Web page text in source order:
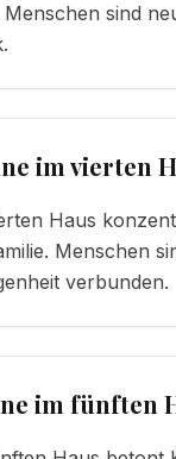
sind
im vierten
Haus
Menschen
verbunden.
im fünften